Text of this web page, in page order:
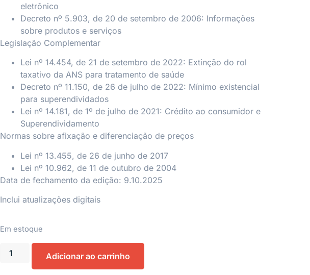
eletrônico
Decreto nº 5.903, de 20 de setembro de 2006: Informações
sobre produtos e serviços
Legislação Complementar
Lei nº 14.454, de 21 de setembro de 2022: Extinção do rol
taxativo da ANS para tratamento de saúde
Decreto nº 11.150, de 26 de julho de 2022: Mínimo existencial
para superendividados
Lei nº 14.181, de 1º de julho de 2021: Crédito ao consumidor e
Superendividamento
Normas sobre afixação e diferenciação de preços
Lei nº 13.455, de 26 de junho de 2017
Lei nº 10.962, de 11 de outubro de 2004
Data de fechamento da edição: 9.10.2025
Inclui atualizações digitais
Em estoque
Adicionar ao carrinho